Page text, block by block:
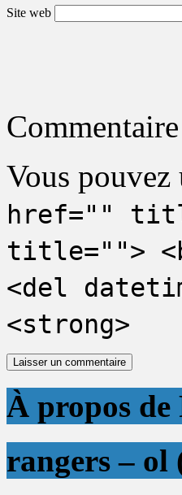
Site web
Commentaire
Vous
href=""
title="">
<del
<strong>
À propos
rangers – ol